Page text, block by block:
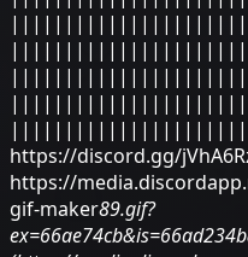
https://discord.gg/
https://
gif-maker89.gif?